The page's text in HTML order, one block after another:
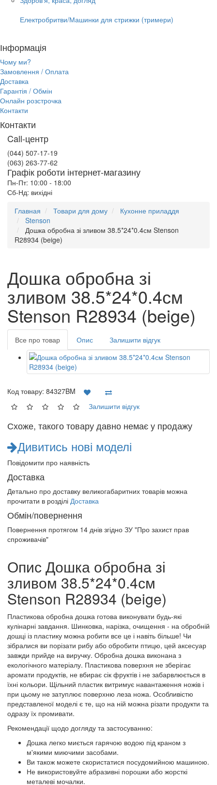
Електробритви/Машинки для стрижки (тримери)
Інформація
Чому ми?
Замовлення / Оплата
Доставка
Гарантія / Обмін
Онлайн розстрочка
Контакти
Контакти
Call-центр
(044) 507-17-19
(063) 263-77-62
Графік роботи інтернет-магазину
Пн-Пт: 10:00 - 18:00
Сб-Нд: вихідні
Главная
Товари для дому
Кухонне приладдя
Stenson
Дошка обробна зі зливом 38.5*24*0.4см Stenson
R28934 (beige)
Дошка обробна зі
зливом 38.5*24*0.4см
Stenson R28934 (beige)
Все про товар Опис Залишити відгук
Код товару: 84327BM
Залишити відгук
Схоже, такого товару давно немає у продажу
Дивитись нові моделі
Повідомити про наявність
Доставка
Детально про доставку великогабаритних товарів можна
прочитати в розділі Доставка
Обмін/повернення
Повернення протягом 14 днів згідно ЗУ "Про захист прав
спроживачів"
Опис Дошка обробна зі
зливом 38.5*24*0.4см
Stenson R28934 (beige)
Пластикова обробна дошка готова виконувати будь-які
кулінарні завдання. Шинковка, нарізка, очищення - на обробній
дошці із пластику можна робити все це і навіть більше! Чи
зібралися ви порізати рибу або обробити птицю, цей аксесуар
завжди прийде на виручку. Обробна дошка виконана з
екологічного матеріалу. Пластикова поверхня не зберігає
аромати продуктів, не вбирає сік фруктів і не забарвлюється в
їхні кольори. Щільний пластик витримує навантаження ножів і
при цьому не затуплює поверхню леза ножа. Особливістю
представленої моделі є те, що на ній можна різати продукти та
одразу їх промивати.
Рекомендації щодо догляду та застосуванню:
Дошка легко миється гарячою водою під краном з
м'якими миючими засобами.
Ви також можете скористатися посудомийною машиною.
Не використовуйте абразивні порошки або жорсткі
металеві мочалки.